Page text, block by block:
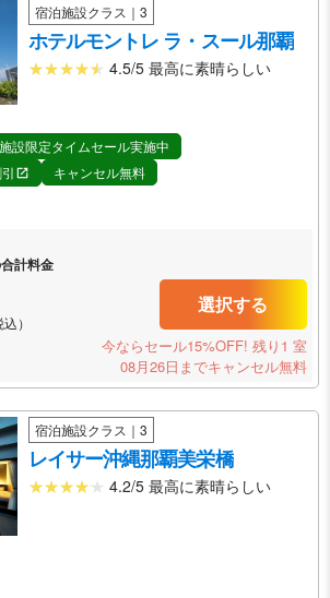
宿泊施設クラス｜3
ホテルモントレ ラ・スール那覇
4.5/5 最高に素晴らしい
施設限定タイムセール実施中
キャンセル無料
計料金
）
選択する
今ならセール15%OFF! 残り1 室
08月26日までキャンセル無料
宿泊施設クラス｜3
レイサー沖縄那覇美栄橋
4.2/5 最高に素晴らしい